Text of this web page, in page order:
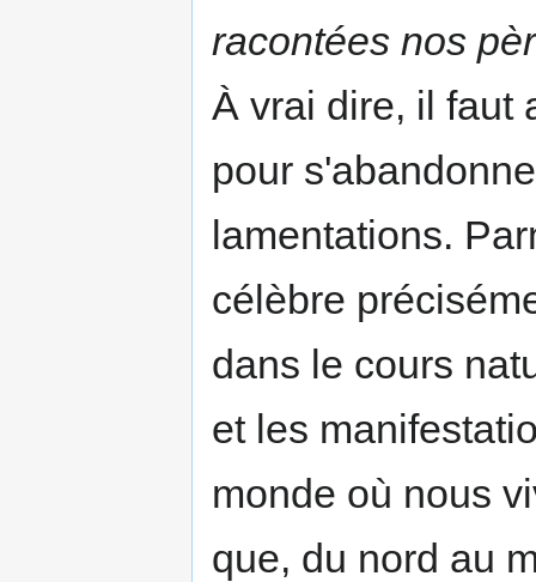
racontées nos
À vrai dire, il faut
pour
lamentations.
célèbre
dans le cours
et les
monde où nous
que, du nord au